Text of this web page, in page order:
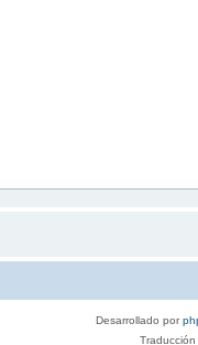
Desarrollado por